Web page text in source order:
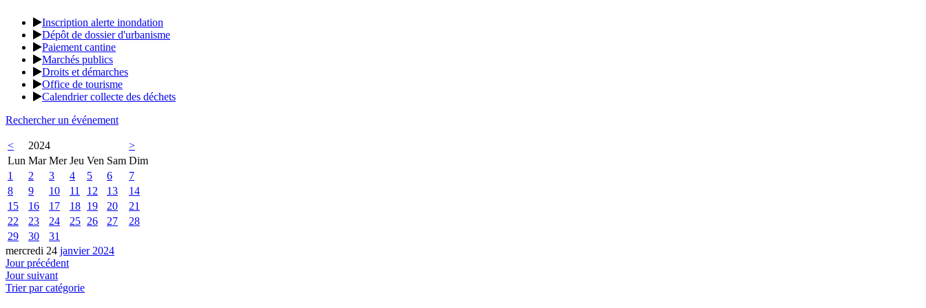
Inscription alerte inondation
Dépôt de dossier d'urbanisme
Paiement cantine
Marchés publics
Droits et démarches
Office de tourisme
Calendrier collecte des déchets
Rechercher un événement
< 2024
>
Lun Mar Mer Jeu Ven Sam Dim
1
2 3 4 5 6
7
8
9 10 11 12 13
14
15
16 17 18 19 20
21
22
23 24 25 26 27
28
29
30
31
mercredi 24 janvier 2024
Jour précédent
Jour suivant
Trier par catégorie